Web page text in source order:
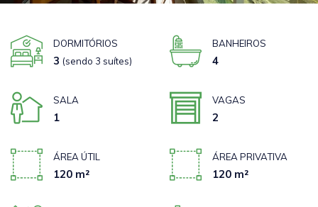
DORMITÓRIOS
3 (sendo 3 suítes)
BANHEIROS
4
SALA
1
VAGAS
2
ÁREA ÚTIL
120 m²
ÁREA PRIVATIVA
120 m²